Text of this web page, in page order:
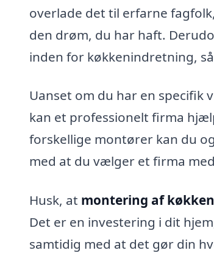
overlade det til erfarne
den drøm, du har haft.
inden for køkkenindretning,
Uanset om du har en specifik
kan et professionelt firma
forskellige montører kan du
med at du vælger et firma
Husk, at montering af
Det er en investering i dit
samtidig med at det gør din